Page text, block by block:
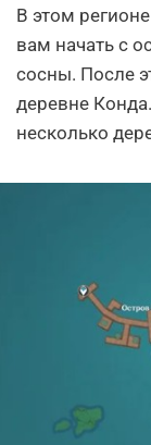
В этом
вам начать с
сосны. После
деревне
несколько